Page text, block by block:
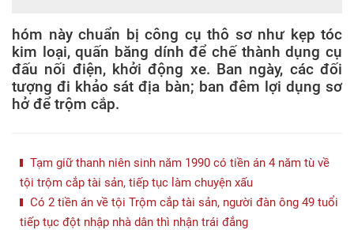
hóm này chuẩn bị công cụ thô sơ như kẹp tóc
kim loại, quấn băng dính để chế thành dụng cụ
đấu nối điện, khởi động xe. Ban ngày, các đối
tượng đi khảo sát địa bàn; ban đêm lợi dụng sơ
hở để trộm cắp.
Tạm giữ thanh niên sinh năm 1990 có tiền án 4 năm tù về
tội trộm cắp tài sản, tiếp tục làm chuyện xấu
Có 2 tiền án về tội Trộm cắp tài sản, người đàn ông 49 tuổi
tiếp tục đột nhập nhà dân thì nhận trái đắng